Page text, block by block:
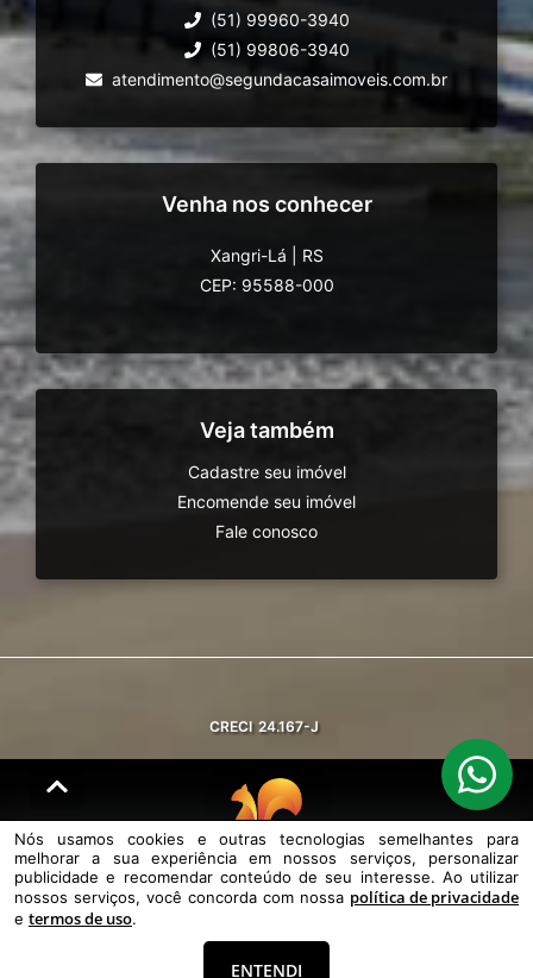
(51) 99960-3940
(51) 99806-3940
atendimento@segundacasaimoveis.com.br
Venha nos conhecer
Xangri-Lá
RS
CEP: 95588-000
Veja também
Cadastre seu imóvel
Encomende seu imóvel
Fale conosco
CRECI 24.167-J
© DESENVOLVIDO PELAAGIL.NET
Nós usamos cookies e outras tecnologias semelhantes para melhorar a
sua experiência em nossos serviços, personalizar publicidade e
Nós usamos cookies e outras tecnologias semelhantes para
melhorar a sua experiência em nossos serviços, personalizar
publicidade e recomendar conteúdo de seu interesse. Ao utilizar
nossos serviços, você concorda com nossa política de privacidade
e termos de uso.
ENTENDI